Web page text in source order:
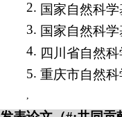
2. 国家自然科学
3. 国家自然科
4. 四川省自然
5. 重庆市自然
,